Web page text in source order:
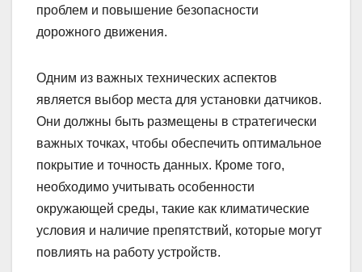
проблем и повышение безопасности
дорожного движения.
Одним из важных технических аспектов
является выбор места для установки датчиков.
Они должны быть размещены в стратегически
важных точках, чтобы обеспечить оптимальное
покрытие и точность данных. Кроме того,
необходимо учитывать особенности
окружающей среды, такие как климатические
условия и наличие препятствий, которые могут
повлиять на работу устройств.